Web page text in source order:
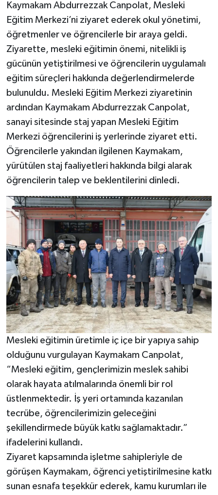
Kaymakam Abdurrezzak Canpolat, Mesleki
Eğitim Merkezi’ni ziyaret ederek okul yönetimi,
öğretmenler ve öğrencilerle bir araya geldi.
Ziyarette, mesleki eğitimin önemi, nitelikli iş
gücünün yetiştirilmesi ve öğrencilerin uygulamalı
eğitim süreçleri hakkında değerlendirmelerde
bulunuldu. Mesleki Eğitim Merkezi ziyaretinin
ardından Kaymakam Abdurrezzak Canpolat,
sanayi sitesinde staj yapan Mesleki Eğitim
Merkezi öğrencilerini iş yerlerinde ziyaret etti.
Öğrencilerle yakından ilgilenen Kaymakam,
yürütülen staj faaliyetleri hakkında bilgi alarak
öğrencilerin talep ve beklentilerini dinledi.
Mesleki eğitimin üretimle iç içe bir yapıya sahip
olduğunu vurgulayan Kaymakam Canpolat,
“Mesleki eğitim, gençlerimizin meslek sahibi
olarak hayata atılmalarında önemli bir rol
üstlenmektedir. İş yeri ortamında kazanılan
tecrübe, öğrencilerimizin geleceğini
şekillendirmede büyük katkı sağlamaktadır.”
ifadelerini kullandı.
Ziyaret kapsamında işletme sahipleriyle de
görüşen Kaymakam, öğrenci yetiştirilmesine katkı
sunan esnafa teşekkür ederek, kamu kurumları ile